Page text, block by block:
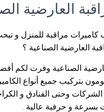
العارضية
مراقبة للمنزل و
العارضية الصناعية ؟
الصناعية وفرت لكم
بتركيب جميع أنواع
الشركات وحتى الفنادق و
بسرعة و حرفية عالية .